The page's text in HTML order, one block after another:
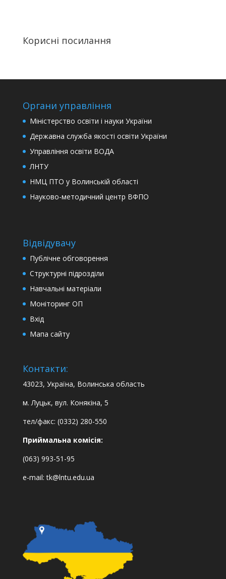
Корисні посилання
Органи управління
Міністерство освіти і науки України
Державна служба якості освіти України
Управління освіти ВОДА
ЛНТУ
НМЦ ПТО у Волинській області
Науково-методичний центр ВФПО
Відвідувачу
Публічне обговорення
Структурні підрозділи
Навчальні матеріали
Моніторинг ОП
Вхід
Мапа сайту
Контакти:
43023, Україна, Волинська область
м. Луцьк, вул. Конякіна, 5
тел/факс: (0332) 280-550
Приймальна комісія:
(063) 993-51-95
e-mail:tk@lntu.edu.ua